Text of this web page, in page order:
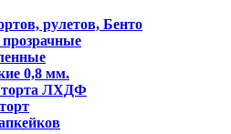
рулетов, Бенто
0,8 мм.
торта ЛХДФ